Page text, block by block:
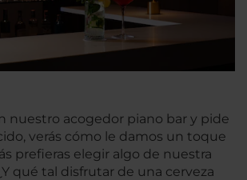
nuestro acogedor piano bar y pide
verás cómo le damos un toque
prefieras elegir algo de nuestra
qué tal disfrutar de una cerveza